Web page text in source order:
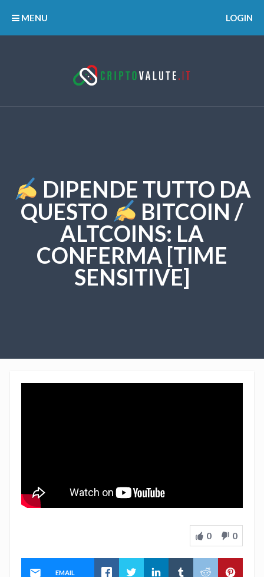
MENU LOGIN
DIPENDE TUTTO DA
QUESTO
BITCOIN /
ALTCOINS: LA
CONFERMA [TIME
SENSITIVE]
0 0
EMAIL